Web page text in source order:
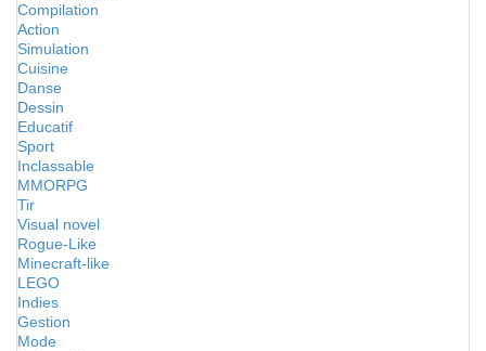
Compilation
Action
Simulation
Cuisine
Danse
Dessin
Educatif
Sport
Inclassable
MMORPG
Tir
Visual novel
Rogue-Like
Minecraft-like
LEGO
Indies
Gestion
Mode